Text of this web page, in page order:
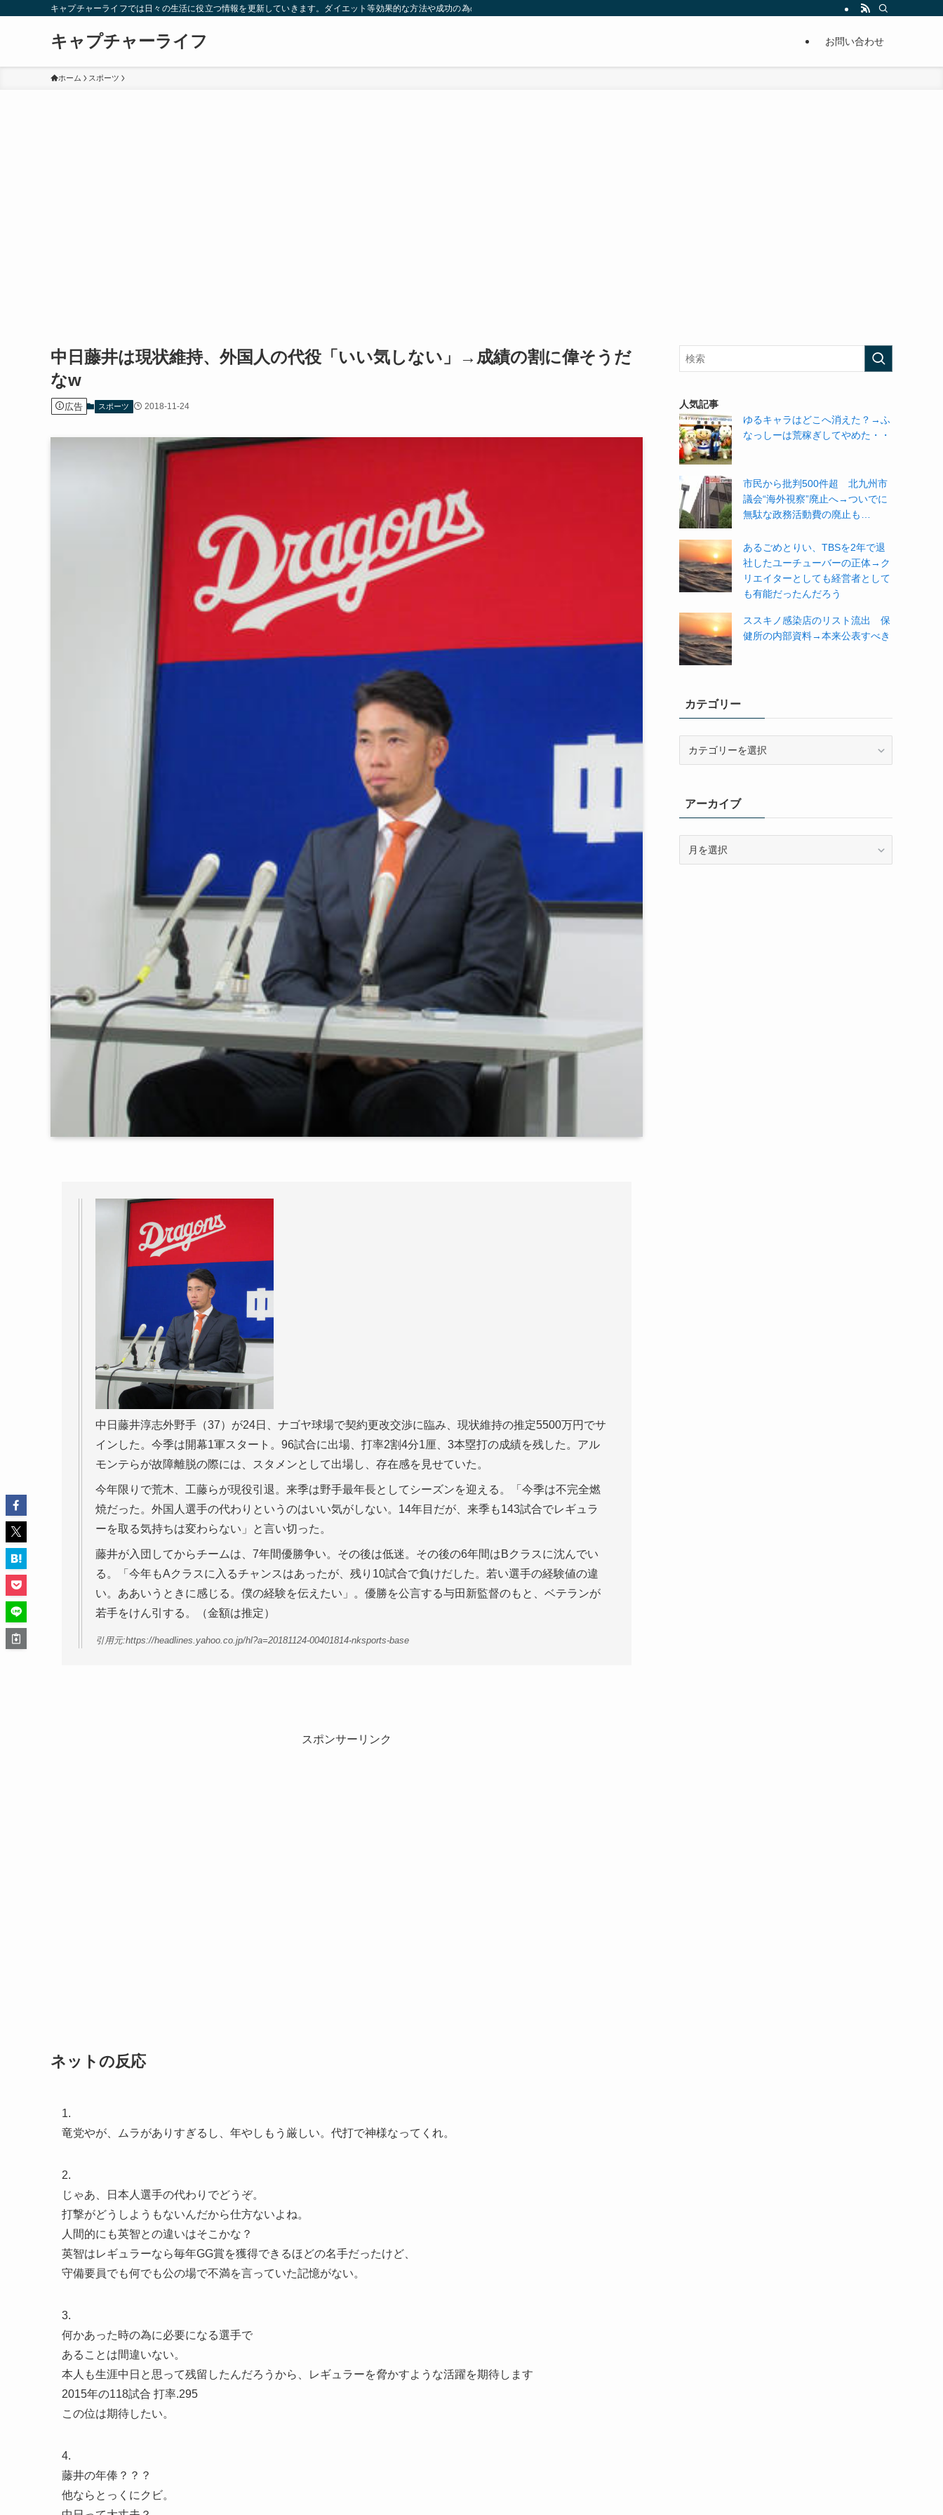
キャプチャーライフでは日々の生活に役立つ情報を更新していきます。ダイエット等効果的な方法や成功の為の秘訣等。太ったり悩んでいる方々が簡単に痩せることが出来るように分かりやすくまとめています。
キャプチャーライフ お問い合わせ
ホーム スポーツ
中日藤井は現状維持、外国人の代役「いい気しない」→成績の割に偉そうだ
なw
広告 スポーツ 2018-11-24
中日藤井淳志外野手（37）が24日、ナゴヤ球場で契約更改交渉に臨み、現状維持の推定5500万円でサ
インした。今季は開幕1軍スタート。96試合に出場、打率2割4分1厘、3本塁打の成績を残した。アル
モンテらが故障離脱の際には、スタメンとして出場し、存在感を見せていた。
今年限りで荒木、工藤らが現役引退。来季は野手最年長としてシーズンを迎える。「今季は不完全燃
焼だった。外国人選手の代わりというのはいい気がしない。14年目だが、来季も143試合でレギュラ
ーを取る気持ちは変わらない」と言い切った。
藤井が入団してからチームは、7年間優勝争い。その後は低迷。その後の6年間はBクラスに沈んでい
る。「今年もAクラスに入るチャンスはあったが、残り10試合で負けだした。若い選手の経験値の違
い。ああいうときに感じる。僕の経験を伝えたい」。優勝を公言する与田新監督のもと、ベテランが
若手をけん引する。（金額は推定）
引用元:https://headlines.yahoo.co.jp/hl?a=20181124-00401814-nksports-base
スポンサーリンク
ネットの反応
1.
竜党やが、ムラがありすぎるし、年やしもう厳しい。代打で神様なってくれ。
2.
じゃあ、日本人選手の代わりでどうぞ。
打撃がどうしようもないんだから仕方ないよね。
人間的にも英智との違いはそこかな？
英智はレギュラーなら毎年GG賞を獲得できるほどの名手だったけど、
守備要員でも何でも公の場で不満を言っていた記憶がない。
3.
何かあった時の為に必要になる選手で
あることは間違いない。
本人も生涯中日と思って残留したんだろうから、レギュラーを脅かすような活躍を期待します
2015年の118試合 打率.295
この位は期待したい。
4.
藤井の年俸？？？
他ならとっくにクビ。
人気記事
ゆるキャラはどこへ消えた？→ふ
なっしーは荒稼ぎしてやめた・・
市民から批判500件超 北九州市
議会“海外視察”廃止へ→ついでに
無駄な政務活動費の廃止も…
あるごめとりい、TBSを2年で退
社したユーチューバーの正体→ク
リエイターとしても経営者として
も有能だったんだろう
ススキノ感染店のリスト流出 保
健所の内部資料→本来公表すべき
カテゴリー
ーアーカイブ